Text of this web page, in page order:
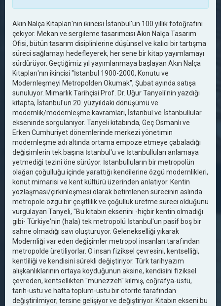
Akın Nalça Kitapları'nın ikincisi İstanbul'un 100 yıllık fotoğrafını
çekiyor. Mekan ve sergileme tasarımcısı Akın Nalça Tasarım
Ofisi, bütün tasarım disiplinlerine düşünsel ve kalıcı bir tartışma
süreci sağlamayı hedefleyerek, her sene bir kitap yayımlamayı
sürdürüyor. Geçtiğimiz yıl yayımlanmaya başlayan Akın Nalça
Kitapları'nın ikincisi "İstanbul 1900-2000, Konutu ve
Modernleşmeyi Metropolden Okumak", Şubat ayında satışa
sunuluyor. Mimarlık Tarihçisi Prof. Dr. Uğur Tanyeli'nin yazdığı
kitapta, İstanbul'un 20. yüzyıldaki dönüşümü ve
modernlik/modernleşme kavramları, İstanbul ve İstanbullular
ekseninde sorgulanıyor. Tanyeli kitabında, Geç Osmanlı ve
Erken Cumhuriyet dönemlerinde merkezi yönetimin
modernleşme adı altında ortama empoze etmeye çabaladığı
değişimlerin tek başına İstanbul'u ve İstanbulluları anlamaya
yetmediği tezini öne sürüyor. İstanbulluların bir metropolün
olağan çoğulluğu içinde yarattığı kendilerine özgü modernlikleri,
konut mimarisi ve kent kültürü üzerinden anlatıyor. Kentin
yozlaşması/çirkinleşmesi olarak betimlenen sürecinin aslında
metropole özgü bir çeşitlilik ve çoğulluk üretme süreci olduğunu
vurgulayan Tanyeli, "Bu kitabın eksenini -hiçbir kentin olmadığı
gibi- Türkiye'nin (hala) tek metropolü İstanbul'un pasif boş bir
sahne olmadığı savı oluşturuyor. Gelenekselliği yıkarak
Modernliği var eden değişimler metropol insanları tarafından
metropolde üretiliyorlar. O insan fiziksel çevresini, kentselliği,
kentliliği ve kendisini sürekli değiştiriyor. Türk tarihyazım
alışkanlıklarının ortaya koyduğunun aksine, kendisini fiziksel
çevreden, kentsellikten "münezzeh" kılmış, coğrafya-üstü,
tarih-üstü ve hatta toplum-üstü bir otorite tarafından
değiştirilmiyor; tersine gelişiyor ve değiştiriyor. Kitabın ekseni bu